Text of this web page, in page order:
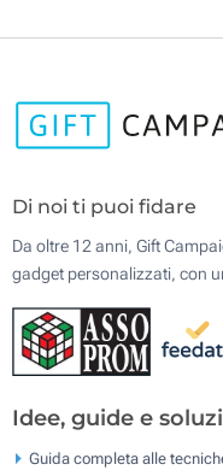
Di noi ti puoi fidare
Da oltre 12 anni, Gift
gadget personalizzati, con
Idee, guide e
Guida completa alle